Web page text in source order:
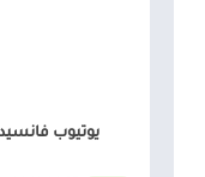
يوتيوب